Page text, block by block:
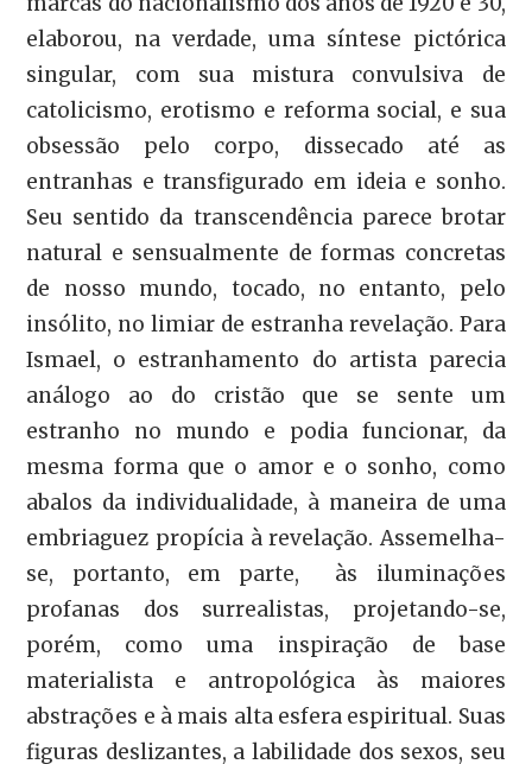
elaborou, na verdade, uma síntese pictórica
singular, com sua mistura convulsiva de
catolicismo, erotismo e reforma social, e sua
obsessão pelo corpo, dissecado até as
entranhas e transfigurado em ideia e sonho.
Seu sentido da transcendência parece brotar
natural e sensualmente de formas concretas
de nosso mundo, tocado, no entanto, pelo
insólito, no limiar de estranha revelação. Para
Ismael, o estranhamento do artista parecia
análogo ao do cristão que se sente um
estranho no mundo e podia funcionar, da
mesma forma que o amor e o sonho, como
abalos da individualidade, à maneira de uma
embriaguez propícia à revelação. Assemelha-
se, portanto, em parte, às iluminações
profanas dos surrealistas, projetando-se,
porém, como uma inspiração de base
materialista e antropológica às maiores
abstrações e à mais alta esfera espiritual. Suas
figuras deslizantes, a labilidade dos sexos, seu